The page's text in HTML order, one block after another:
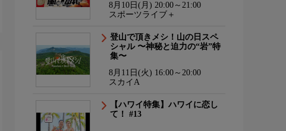
8月10日(月) 20:00～21:00
スポーツライブ＋
登山で頂きメシ！山の日スペ
シャル 〜神秘と迫力の“岩”特
集〜
8月11日(火) 16:00～20:00
スカイA
【ハワイ特集】ハワイに恋し
て！ #13